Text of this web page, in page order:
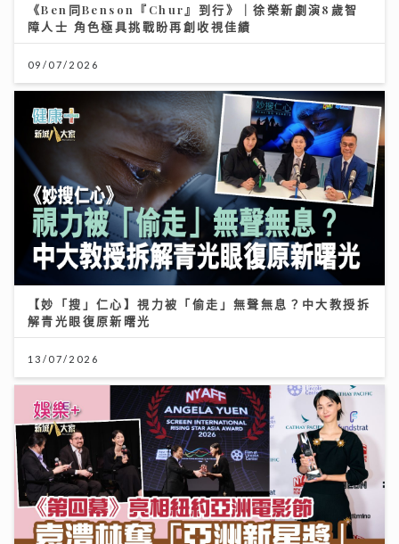
《Ben同Benson『Chur』到行》｜徐榮新劇演8歲智
障人士 角色極具挑戰盼再創收視佳績
09/07/2026
【妙「搜」仁心】視力被「偷走」無聲無息？中大教授拆
解青光眼復原新曙光
13/07/2026